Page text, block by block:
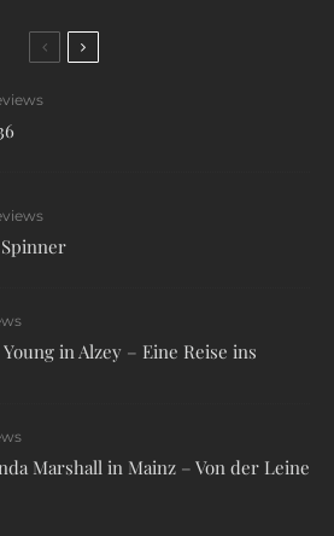
in Alzey – Eine Reise ins
Marshall in Mainz – Von der Leine